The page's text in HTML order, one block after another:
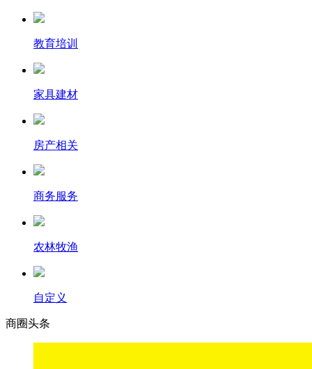
教育培训
家具建材
房产相关
商务服务
农林牧渔
自定义
商圈头条